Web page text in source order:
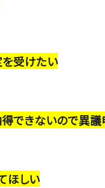
受けたい
できないので異議
ほしい